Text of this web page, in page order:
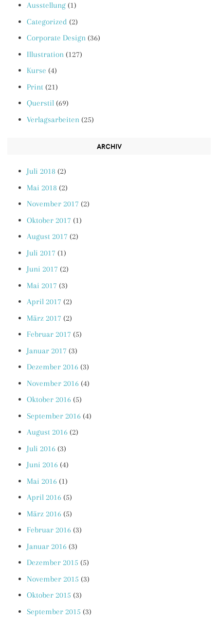
Ausstellung (1)
Categorized (2)
Corporate Design (36)
Illustration (127)
Kurse (4)
Print (21)
Querstil (69)
Verlagsarbeiten (25)
ARCHIV
Juli 2018 (2)
Mai 2018 (2)
November 2017 (2)
Oktober 2017 (1)
August 2017 (2)
Juli 2017 (1)
Juni 2017 (2)
Mai 2017 (3)
April 2017 (2)
März 2017 (2)
Februar 2017 (5)
Januar 2017 (3)
Dezember 2016 (3)
November 2016 (4)
Oktober 2016 (5)
September 2016 (4)
August 2016 (2)
Juli 2016 (3)
Juni 2016 (4)
Mai 2016 (1)
April 2016 (5)
März 2016 (5)
Februar 2016 (3)
Januar 2016 (3)
Dezember 2015 (5)
November 2015 (3)
Oktober 2015 (3)
September 2015 (3)